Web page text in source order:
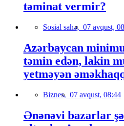
təminat vermir?
Sosial sahə, 07 avqust,
Azərbaycan
təmin edən, lakin
yetməyən
Biznes, 07 avqust, 08:44
Ənənəvi bazarlar